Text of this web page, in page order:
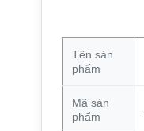
Tên sản
phẩm
Mã sản
phẩm